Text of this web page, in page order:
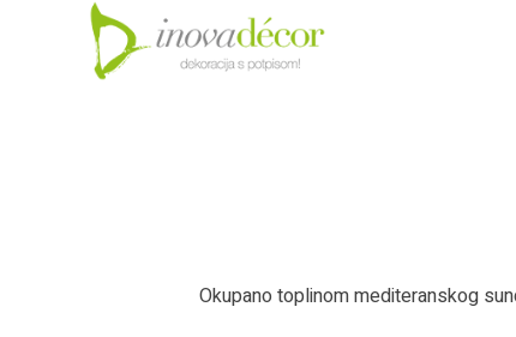
Okupano toplinom mediteranskog